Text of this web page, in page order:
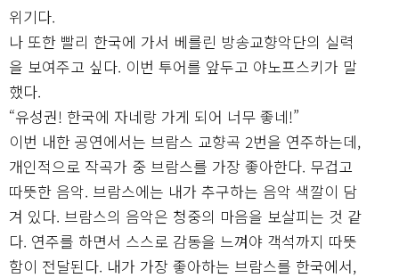
위기다.
나 또한 빨리 한국에 가서 베를린 방송교향악단의 실력
을 보여주고 싶다. 이번 투어를 앞두고 야노프스키가 말
했다.
“유성권! 한국에 자네랑 가게 되어 너무 좋네!”
이번 내한 공연에서는 브람스 교향곡 2번을 연주하는데,
개인적으로 작곡가 중 브람스를 가장 좋아한다. 무겁고
따뜻한 음악. 브람스에는 내가 추구하는 음악 색깔이 담
겨 있다. 브람스의 음악은 청중의 마음을 보살피는 것 같
다. 연주를 하면서 스스로 감동을 느껴야 객석까지 따뜻
함이 전달된다. 내가 가장 좋아하는 브람스를 한국에서,